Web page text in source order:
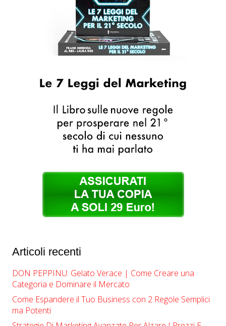
Articoli recenti
DON PEPPINU: Gelato Verace | Come Creare una
Categoria e Dominare il Mercato
Come Espandere il Tuo Business con 2 Regole Semplici
ma Potenti